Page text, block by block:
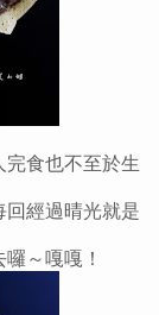
完食也不至於生
回經過晴光就是
～嘎嘎！